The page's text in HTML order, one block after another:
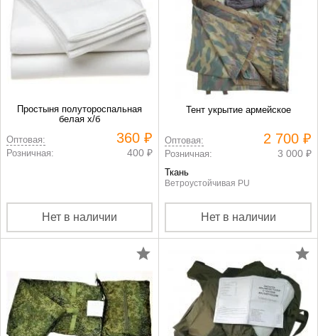
Простыня полутороспальная
белая х/б
Оптовая:
360 ₽
Розничная: 400 ₽
Нет в наличии
Тент укрытие армейское
Оптовая: 2 700 ₽
Розничная: 3 000 ₽
Ткань
Ветроустойчивая PU
Нет в наличии